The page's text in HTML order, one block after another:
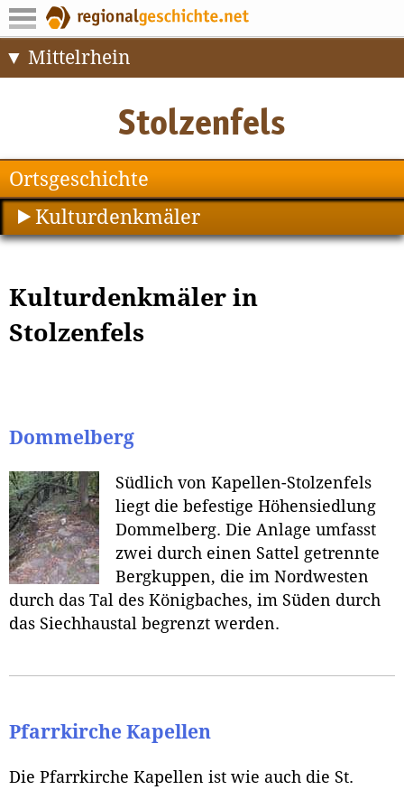
Mittelrhein
Ortsgeschichte
Kulturdenkmäler
Kulturdenkmäler in
Stolzenfels
Dommelberg
Südlich von Kapellen-Stolzenfels
liegt die befestige Höhensiedlung
Dommelberg. Die Anlage umfasst
zwei durch einen Sattel getrennte
Bergkuppen, die im Nordwesten
durch das Tal des Königbaches, im Süden durch
das Siechhaustal begrenzt werden.
Pfarrkirche Kapellen
Die Pfarrkirche Kapellen ist wie auch die St.